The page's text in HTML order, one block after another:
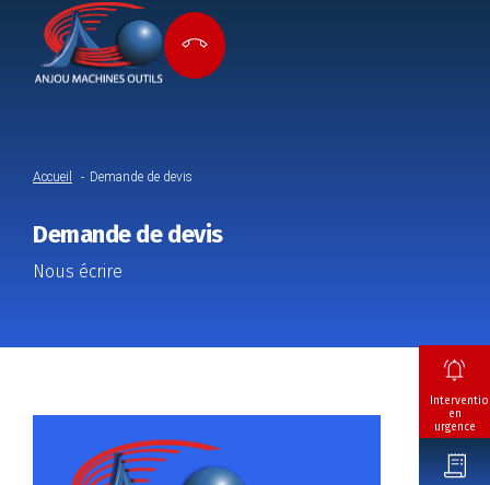
en
urgence
Accueil Demande de devis
Demande de devis
Nous écrire